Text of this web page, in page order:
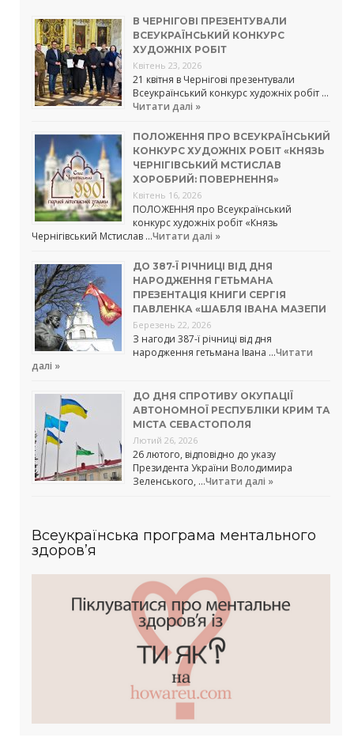
В ЧЕРНІГОВІ ПРЕЗЕНТУВАЛИ
ВСЕУКРАЇНСЬКИЙ КОНКУРС
ХУДОЖНІХ РОБІТ
Квітень 23, 2026
21 квітня в Чернігові презентували
Всеукраїнський конкурс художніх робіт …
Читати далі »
ПОЛОЖЕННЯ ПРО ВСЕУКРАЇНСЬКИЙ
КОНКУРС ХУДОЖНІХ РОБІТ «КНЯЗЬ
ЧЕРНІГІВСЬКИЙ МСТИСЛАВ
ХОРОБРИЙ: ПОВЕРНЕННЯ»
Квітень 16, 2026
ПОЛОЖЕННЯ про Всеукраїнський
конкурс художніх робіт «Князь
Чернігівський Мстислав …Читати далі »
ДО 387-Ї РІЧНИЦІ ВІД ДНЯ
НАРОДЖЕННЯ ГЕТЬМАНА
ПРЕЗЕНТАЦІЯ КНИГИ СЕРГІЯ
ПАВЛЕНКА «ШАБЛЯ ІВАНА МАЗЕПИ
Березень 22, 2026
З нагоди 387-ї річниці від дня
народження гетьмана Івана …Читати
далі »
ДО ДНЯ СПРОТИВУ ОКУПАЦІЇ
АВТОНОМНОЇ РЕСПУБЛІКИ КРИМ ТА
МІСТА СЕВАСТОПОЛЯ
Лютий 26, 2026
26 лютого, відповідно до указу
Президента України Володимира
Зеленського, …Читати далі »
Всеукраїнська програма ментального
здоров’я